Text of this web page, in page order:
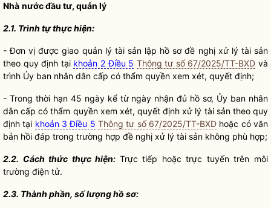
Nhà nước đầu tư, quản lý
2.1. Trình tự thực hiện:
- Đơn vị được giao quản lý tài sảnlập hồ sơ đề nghị xử lý tài sản
theo quy định tại khoản 2 Điều 5 Thông tư số 67/2025/TT-BXD và
trình Ủy ban nhân dân cấp có thẩm quyền xem xét, quyết định;
- Trong thời hạn 45 ngày kể từ ngày nhận đủ hồ sơ, Ủy ban nhân
dân cấp có thẩm quyềnxem xét, quyết định xử lý tài sản theo quy
định tại khoản 3 Điều 5 Thông tư số 67/2025/TT-BXD hoặc có văn
bản hồi đáp trong trường hợp đề nghị xử lý tài sản không phù hợp;
2.2. Cách thức thực hiện: Trực tiếp hoặc trực tuyến trên môi
trường điện tử.
2.3. Thành phần, số lượng hồ sơ: